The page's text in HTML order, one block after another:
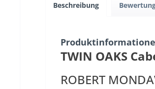
Beschreibung
TWIN OAKS
ROBERT